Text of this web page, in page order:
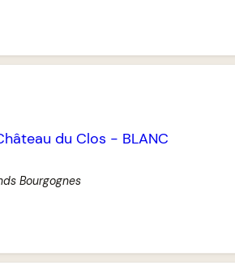
du Clos - BLANC
Bourgognes